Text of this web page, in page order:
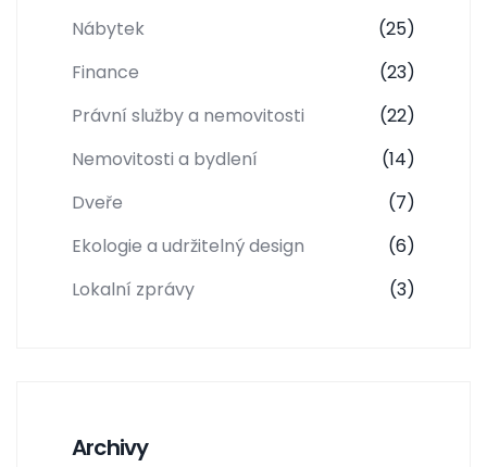
Nábytek
(25)
Finance
(23)
Právní služby a nemovitosti
(22)
Nemovitosti a bydlení
(14)
Dveře
(7)
Ekologie a udržitelný design
(6)
Lokalní zprávy
(3)
Archivy